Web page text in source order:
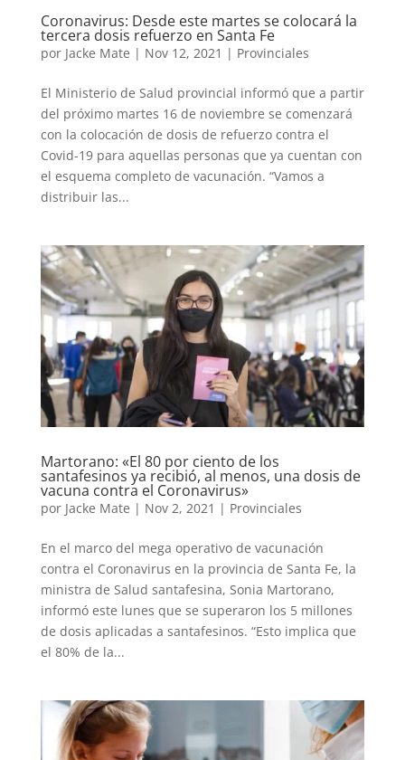
Coronavirus: Desde este martes se colocará la
tercera dosis refuerzo en Santa Fe
por Jacke Mate | Nov 12, 2021 | Provinciales
El Ministerio de Salud provincial informó que a partir
del próximo martes 16 de noviembre se comenzará
con la colocación de dosis de refuerzo contra el
Covid-19 para aquellas personas que ya cuentan con
el esquema completo de vacunación. “Vamos a
distribuir las...
Martorano: «El 80 por ciento de los
santafesinos ya recibió, al menos, una dosis de
vacuna contra el Coronavirus»
por Jacke Mate | Nov 2, 2021 | Provinciales
En el marco del mega operativo de vacunación
contra el Coronavirus en la provincia de Santa Fe, la
ministra de Salud santafesina, Sonia Martorano,
informó este lunes que se superaron los 5 millones
de dosis aplicadas a santafesinos. “Esto implica que
el 80% de la...